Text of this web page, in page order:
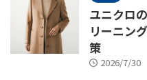
ユニクロ
リーニン
策
2026/7/30